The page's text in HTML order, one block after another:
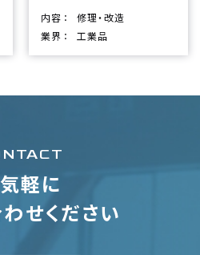
内容
修理・改造
業界
工業品
軽に
せください